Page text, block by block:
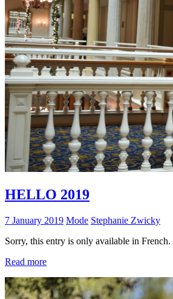
HELLO 2019
7 January 2019 Mode Stephanie Zwicky
Sorry, this entry is only available in French.
Read more